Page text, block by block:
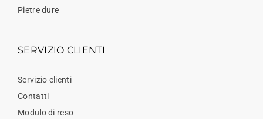
Pietre dure
SERVIZIO CLIENTI
Servizio clienti
Contatti
Modulo di reso